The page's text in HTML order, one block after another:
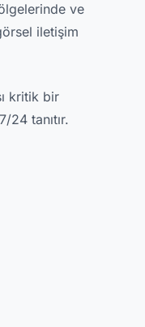
ve
iletişim
kritik bir
24 tanıtır.